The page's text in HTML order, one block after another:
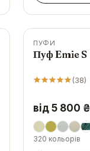
ПУФИ
Пуф Emie S
(38)
від 5 800 ₴
320 кольорів